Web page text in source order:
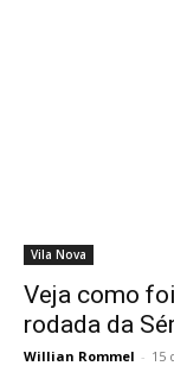
Vila Nova
Veja como
rodada da
Willian Rommel - 15